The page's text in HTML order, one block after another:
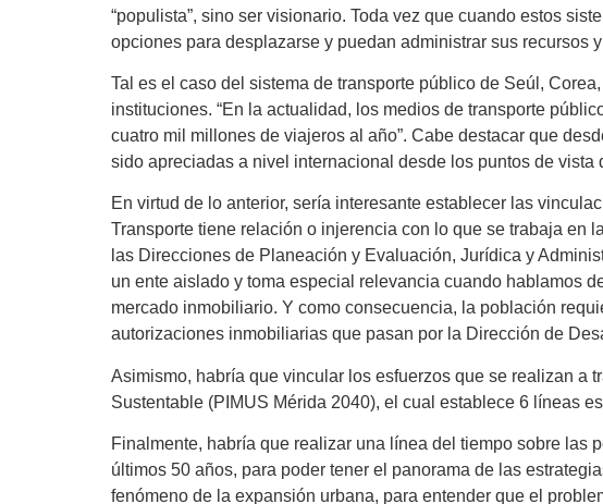
“populista”, sino ser visionario. Toda vez que cuando estos
opciones para desplazarse y puedan administrar sus recursos
Tal es el caso del sistema de transporte público de Seúl,
instituciones. “En la actualidad, los medios de transporte
cuatro mil millones de viajeros al año”. Cabe destacar que
sido apreciadas a nivel internacional desde los puntos de
En virtud de lo anterior, sería interesante establecer las
Transporte tiene relación o injerencia con lo que se trabaja en
las Direcciones de Planeación y Evaluación, Jurídica y
un ente aislado y toma especial relevancia cuando hablamos
mercado inmobiliario. Y como consecuencia, la población
autorizaciones inmobiliarias que pasan por la Dirección de
Asimismo, habría que vincular los esfuerzos que se realizan a
Sustentable (PIMUS Mérida 2040), el cual establece 6 líneas
Finalmente, habría que realizar una línea del tiempo sobre las
últimos 50 años, para poder tener el panorama de las
fenómeno de la expansión urbana, para entender que el